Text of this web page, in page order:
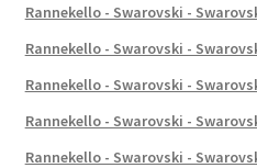
Rannekello - Swarovski -
Rannekello - Swarovski -
Rannekello - Swarovski -
Rannekello - Swarovski -
Rannekello - Swarovski -